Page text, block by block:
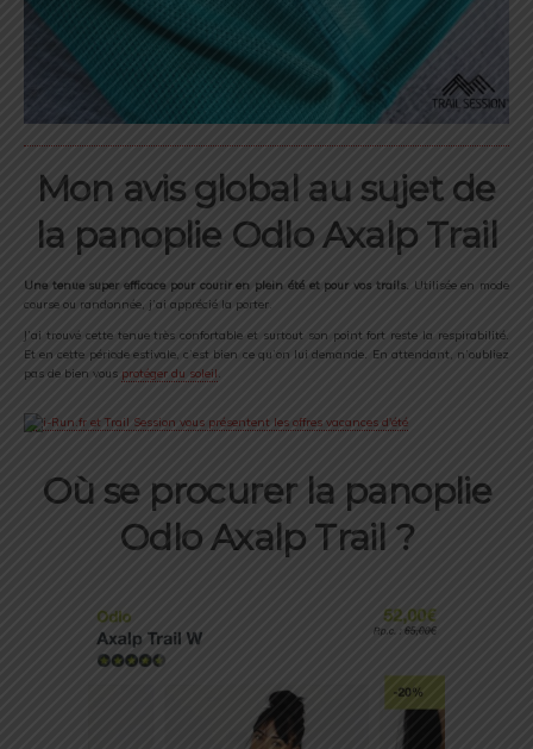
Mon avis global au sujet de
la panoplie Odlo Axalp Trail
Une tenue super efficace pour courir en plein été et pour vos trails.
Utilisée en mode
course ou randonnée, j’ai apprécié la porter.
J’ai trouvé cette tenue très confortable et surtout son point fort reste la respirabilité.
Et en cette période estivale, c’est bien ce qu’on lui demande. En attendant, n’oubliez
pas de bien vous protéger du soleil.
Où se procurer la panoplie
Odlo Axalp Trail ?